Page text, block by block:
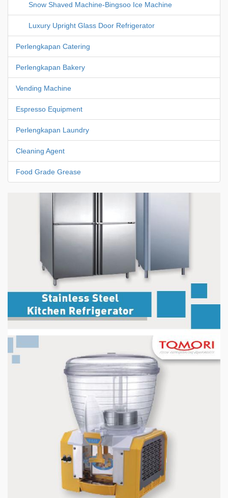
Snow Shaved Machine-Bingsoo Ice Machine
Luxury Upright Glass Door Refrigerator
Perlengkapan Catering
Perlengkapan Bakery
Vending Machine
Espresso Equipment
Perlengkapan Laundry
Cleaning Agent
Food Grade Grease